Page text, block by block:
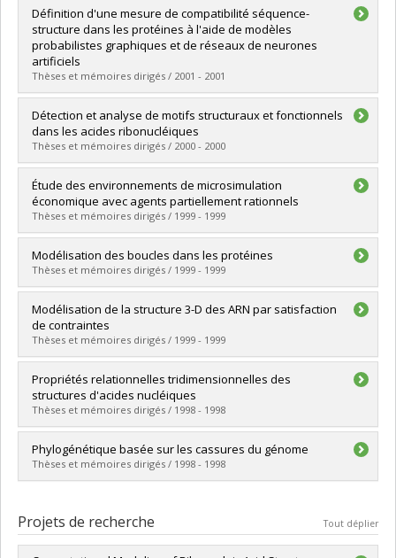
Diplômé(e) :Barrette, Isabelle H.
Cycle :Maîtrise
Diplôme obtenu :M. Sc.
Lien vers le document dans Papyrus
Définition d'une mesure de compatibilité séquence-
structure dans les protéines à l'aide de modèles
probabilistes graphiques et de réseaux de neurones
artificiels
Thèses et mémoires dirigés / 2001 - 2001
Diplômé(e) :St-Arnaud, Daniel
Cycle :Maîtrise
Diplôme obtenu :M. Sc.
Lien vers le document dans Papyrus
Détection et analyse de motifs structuraux et fonctionnels
dans les acides ribonucléiques
Thèses et mémoires dirigés / 2000 - 2000
Diplômé(e) :Gendron, Patrick
Cycle :Maîtrise
Diplôme obtenu :M. Sc.
Lien vers le document dans Papyrus
Étude des environnements de microsimulation
économique avec agents partiellement rationnels
Thèses et mémoires dirigés / 1999 - 1999
Diplômé(e) : Trussart, Vincent
Cycle : Maîtrise
Diplôme obtenu :M. Sc.
Lien vers le document dans Papyrus
Modélisation des boucles dans les protéines
Thèses et mémoires dirigés / 1999 - 1999
Diplômé(e) : Lefebvre, Sébastien
Cycle :Maîtrise
Diplôme obtenu :M. Sc.
Lien vers le document dans Papyrus
Modélisation de la structure 3-D des ARN par satisfaction
de contraintes
Thèses et mémoires dirigés / 1999 - 1999
Diplômé(e) :Lemieux, Sébastien
Cycle :Maîtrise
Diplôme obtenu :M. Sc.
Lien vers le document dans Papyrus
Propriétés relationnelles tridimensionnelles des
structures d'acides nucléiques
Thèses et mémoires dirigés / 1998 - 1998
Diplômé(e) :Ftouhi, Abdelmjid
Cycle : Maîtrise
Diplôme obtenu :M. Sc.
Phylogénétique basée sur les cassures du génome
Thèses et mémoires dirigés / 1998 - 1998
Cycle : Maîtrise
Diplôme obtenu :M. Sc.
Lien vers le document dans Papyrus
Projets de recherche Tout déplier